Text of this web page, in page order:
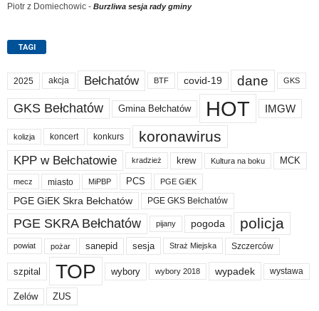
Piotr z Domiechowic - Burzliwa sesja rady gminy
TAGI
2025 akcja Bełchatów BTF covid-19 dane GKS
GKS Bełchatów Gmina Bełchatów HOT IMGW
kolizja koncert konkurs koronawirus
KPP w Bełchatowie kradzież krew Kultura na boku MCK
mecz miasto MiPBP PCS PGE GiEK
PGE GiEK Skra Bełchatów PGE GKS Bełchatów
PGE SKRA Bełchatów pijany pogoda policja
powiat pożar sanepid sesja Straż Miejska Szczerców
szpital TOP wybory wybory 2018 wypadek wystawa
Zelów ZUS